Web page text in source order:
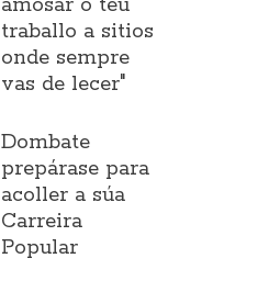
amosar o teu
traballo a sitios
onde sempre
vas de lecer"
Dombate
prepárase para
acoller a súa
Carreira
Popular